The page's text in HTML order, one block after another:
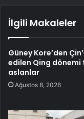
İlgili Makaleler
Güney Kore’den
edilen Qing dönemi
aslanlar
Ağustos 8, 2026